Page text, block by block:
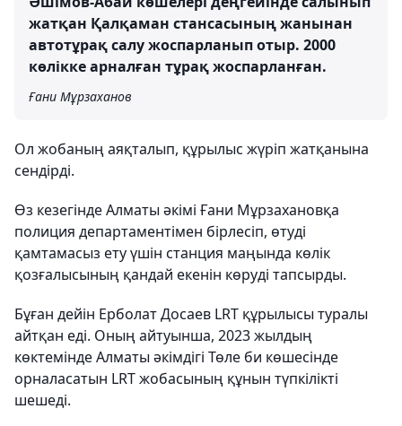
жатқан Қалқаман стансасының жанынан
автотұрақ салу жоспарланып отыр. 2000
көлікке арналған тұрақ жоспарланған.
Ғани Мұрзаханов
Ол жобаның аяқталып, құрылыс жүріп жатқанына
сендірді.
Өз кезегінде Алматы әкімі Ғани Мұрзахановқа
полиция департаментімен бірлесіп, өтуді
қамтамасыз ету үшін станция маңында көлік
қозғалысының қандай екенін көруді тапсырды.
Бұған дейін Ерболат Досаев LRT құрылысы туралы
айтқан еді. Оның айтуынша, 2023 жылдың
көктемінде Алматы әкімдігі Төле би көшесінде
орналасатын LRT жобасының құнын түпкілікті
шешеді.